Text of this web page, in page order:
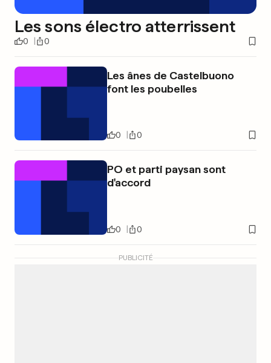
Les sons électro atterrissent
0 0
Les ânes de Castelbuono
font les poubelles
0 0
PO et parti paysan sont
d'accord
0 0
PUBLICITÉ